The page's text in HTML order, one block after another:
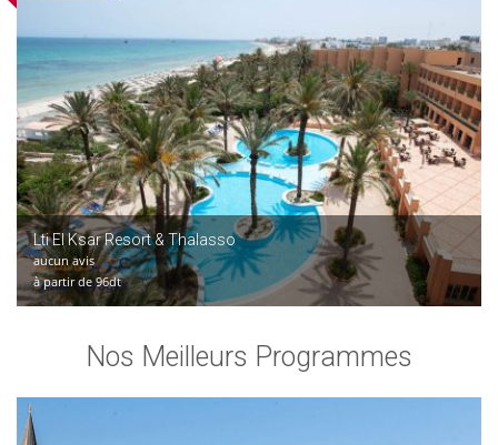
Lti El Ksar Resort & Thalasso
aucun avis
à partir de 96dt
Nos Meilleurs Programmes